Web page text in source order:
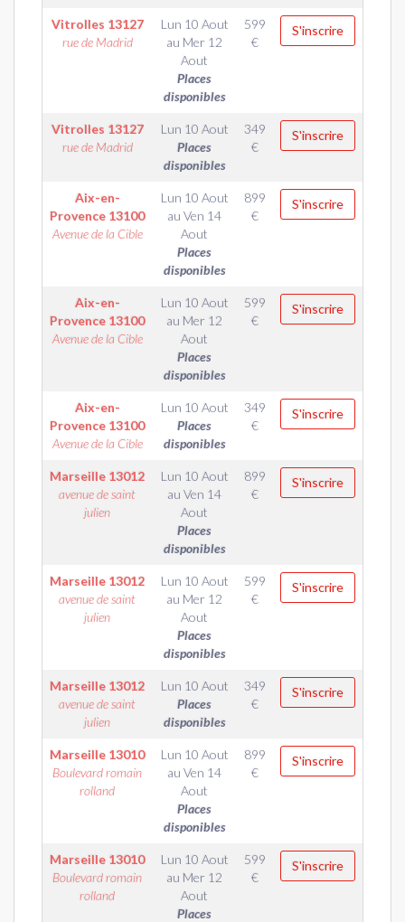
Vitrolles 13127
rue de Madrid
Lun 10 Aout
au Mer 12
Aout
Places
disponibles
599
€
S'inscrire
Vitrolles 13127
rue de Madrid
Lun 10 Aout
Places
disponibles
349
€
S'inscrire
Aix-en-
Provence 13100
Avenue de la Cible
Lun 10 Aout
au Ven 14
Aout
Places
disponibles
899
€
S'inscrire
Aix-en-
Provence 13100
Avenue de la Cible
Lun 10 Aout
au Mer 12
Aout
Places
disponibles
599
€
S'inscrire
Aix-en-
Provence 13100
Avenue de la Cible
Lun 10 Aout
Places
disponibles
349
€
S'inscrire
Marseille 13012
avenue de saint
julien
Lun 10 Aout
au Ven 14
Aout
Places
disponibles
899
€
S'inscrire
Marseille 13012
avenue de saint
julien
Lun 10 Aout
au Mer 12
Aout
Places
disponibles
599
€
S'inscrire
Marseille 13012
avenue de saint
julien
Lun 10 Aout
Places
disponibles
349
€
S'inscrire
Marseille 13010
Boulevard romain
rolland
Lun 10 Aout
au Ven 14
Aout
Places
disponibles
899
€
S'inscrire
Marseille 13010
Boulevard romain
rolland
Lun 10 Aout
au Mer 12
Aout
Places
599
€
S'inscrire